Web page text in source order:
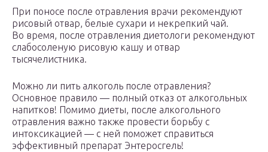
При поносе после отравления врачи рекомендуют
рисовый отвар, белые сухари и некрепкий чай.
Во время, после отравления диетологи рекомендуют
слабосоленую рисовую кашу и отвар
тысячелистника.
Можно ли пить алкоголь после отравления?
Основное правило — полный отказ от алкогольных
напитков! Помимо диеты, после алкогольного
отравления важно также провести борьбу с
интоксикацией — с ней поможет справиться
эффективный препарат Энтеросгель!